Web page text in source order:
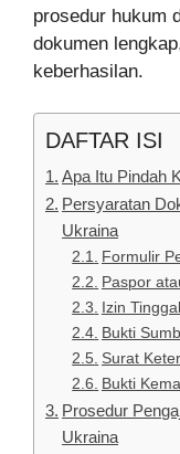
prosedur hukum
dokumen
keberhasilan.
DAFTAR ISI
Apa Itu Pindah
Persyaratan
Ukraina
Formulir
Paspor
Izin Tinggal
Bukti
Surat
Bukti
Prosedur
Ukraina